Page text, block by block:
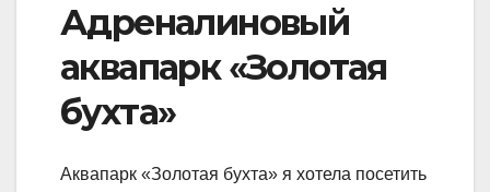
Адреналиновый
аквапарк «Золотая
бухта»
Аквапарк «Золотая бухта» я хотела посетить